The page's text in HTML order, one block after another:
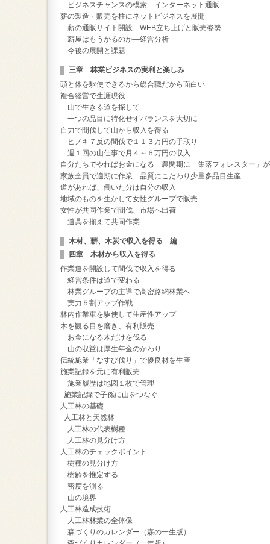
ビジネスチャンスの模索―インターネット通販
薪の製造・販売を柱にネットビジネスを展開
薪の通販サイト開設－WEB立ち上げと販売姿勢
薪屋はもうかるのか―経営分析
今後の展開と課題
三章 林業ビジネスの実利と楽しみ
頭と体を駆使できるから総合職だから面白い
複合経営で生涯現役
山で生きる道を探して
一つの品目に特化せずバランスを大切に
自力で間伐して山から収入を得る
ヒノキ７反の間伐で１１３万円の手取り
週１回の山仕事で月４～６万円の収入
自分たちでやればお金になる 農閑期に「集落フォレスター」
家族全員で適期に作業 品質にこだわり少量多品目生産
道があれば、働いた分は自分の収入
地域のものを生かして女性グループで販売
女性が共同作業で間伐、市場へ出荷
道具を揃えて共同作業
木材、薪、木炭で収入を得る 編
四章 木材から収入を得る
作業道を開設して間伐で収入を得る
経営条件は道で変わる
林業グループの主導で高密路網林業へ
実力５割アップ作戦
林内作業車を駆使して生産性アップ
木を観る目を磨き、有利販売
お金になる木だけを伐る
山の収益は厚生年金のかわり
伝統施業「なすび伐り」で優良材を生産
施業記録を元に有利販売
施業履歴は地図１枚で管理
施業記録で子孫に山をつなぐ
人工林の基礎
人工林と天然林
人工林の代表樹種
人工林の見分け方
人工林のチェックポイント
樹種の見分け方
樹齢を推定する
密度を測る
山の境界
人工林造成技術
人工林林業の全体像
森づくりのカレンダー（森の一生版）